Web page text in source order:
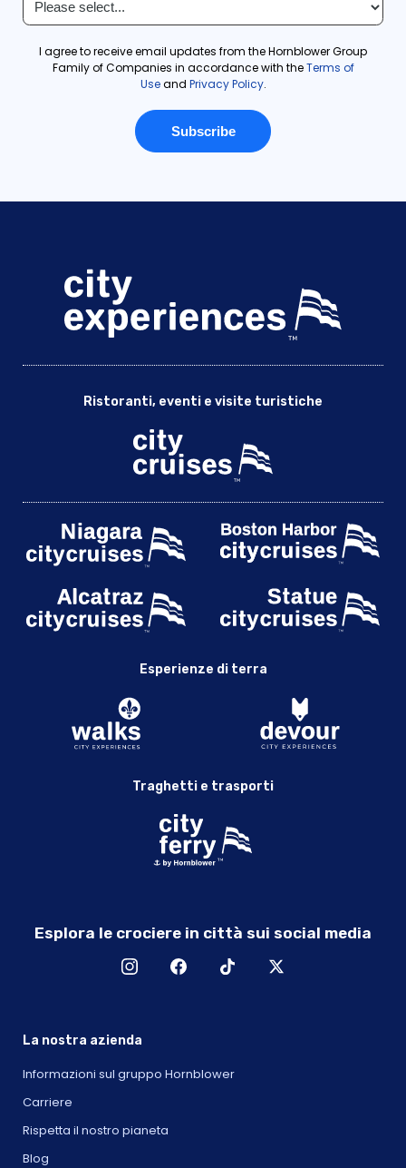
Ristoranti, eventi e visite turistiche
Esperienze di terra
Traghetti e trasporti
Esplora le crociere in città sui social media
La nostra azienda
Informazioni sul gruppo Hornblower
Carriere
Rispetta il nostro pianeta
Blog